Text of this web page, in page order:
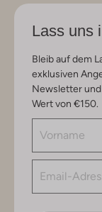
Lass uns
Bleib auf dem
exklusiven
Newsletter
Wert von €150.